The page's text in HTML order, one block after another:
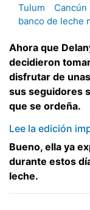
Tulum
Cancún
banco de leche
Ahora que
decidieron
disfrutar de
sus seguidores
que se ordeña.
Lee la edición
Bueno, ella ya
durante estos
leche.